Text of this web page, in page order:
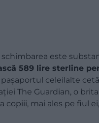
este
589 lire sterline
celeilalte
The Guardian, o
mai ales pe fiul